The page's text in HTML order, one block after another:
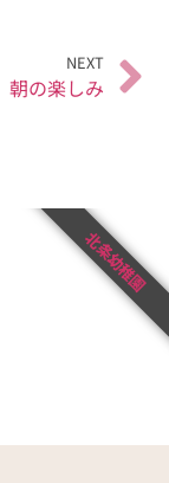
NEXT
朝の楽しみ
北条幼稚園